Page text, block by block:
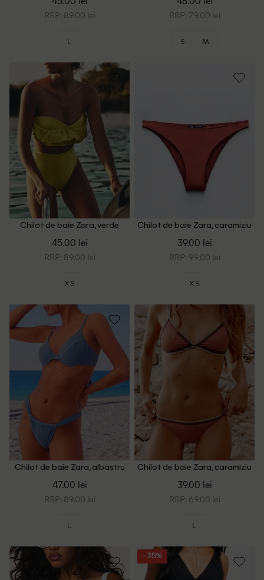
RRP: 89.00 lei
L
RRP: 79.00 lei
S M
Chilot de baie Zara, verde
45.00 lei
RRP: 89.00 lei
XS
Chilot de baie Zara, caramiziu
39.00 lei
RRP: 99.00 lei
XS
Chilot de baie Zara, albastru
47.00 lei
RRP: 89.00 lei
L
Chilot de baie Zara, caramiziu
39.00 lei
RRP: 69.00 lei
L
- 35%